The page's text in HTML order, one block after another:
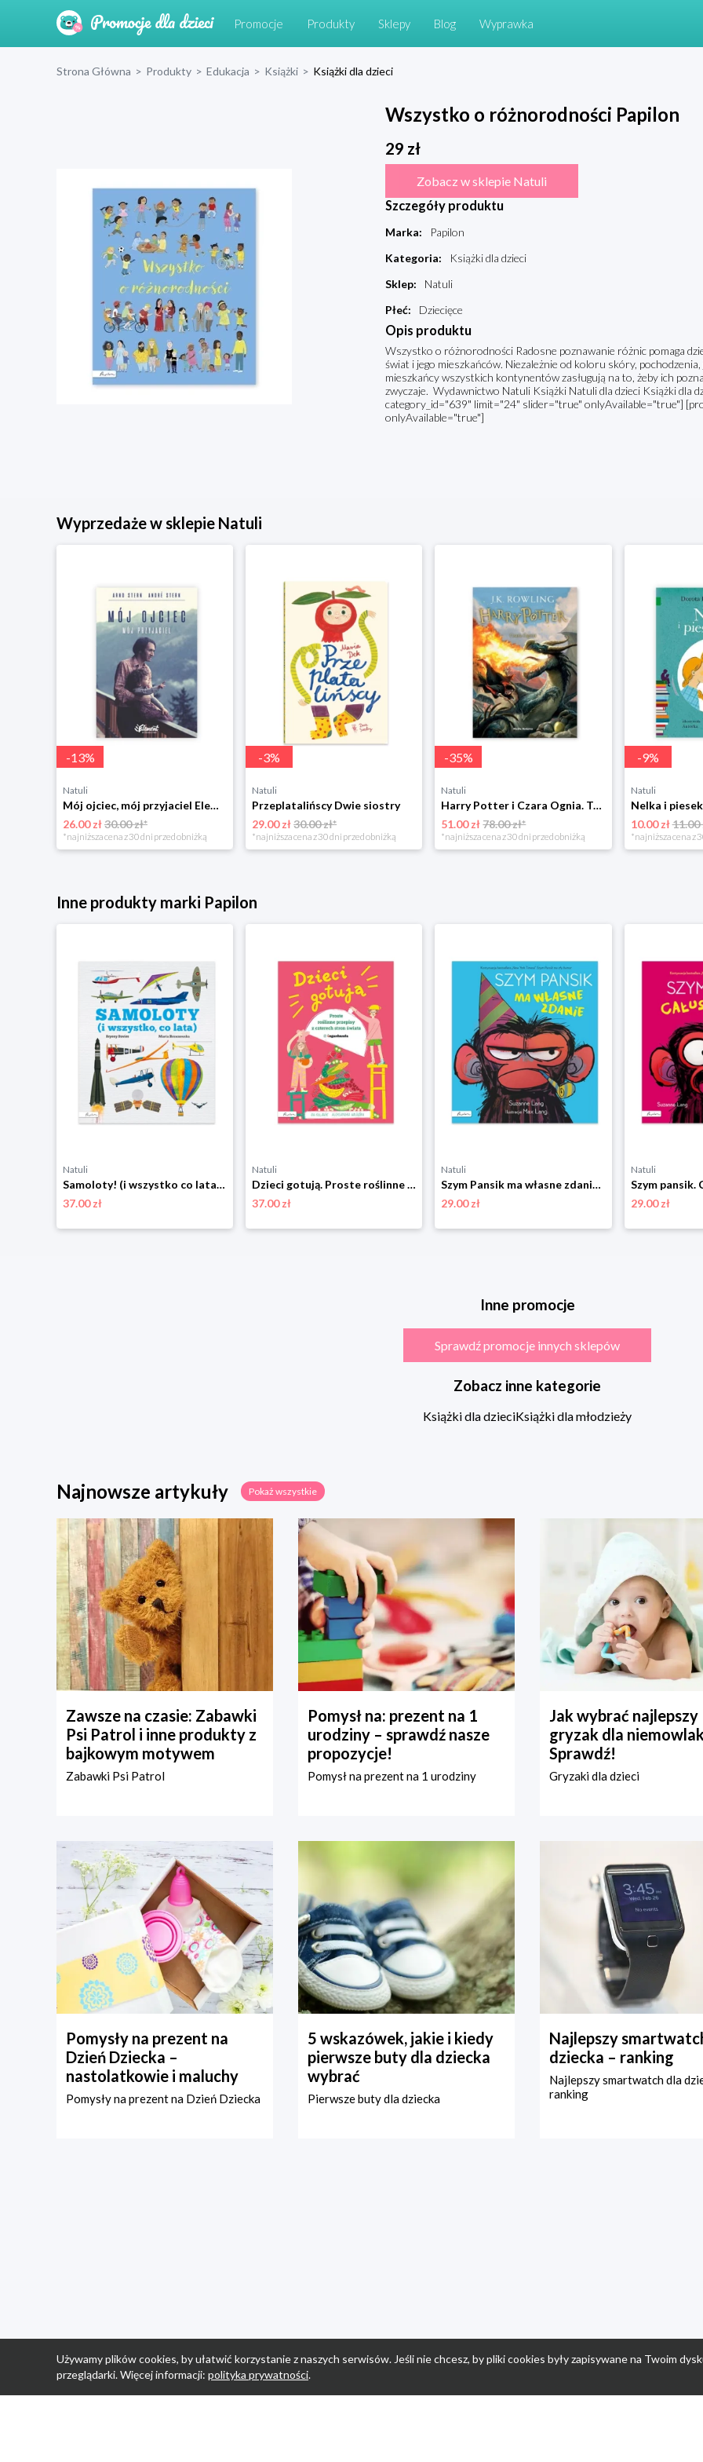
Promocje Produkty Sklepy Blog Wyprawka
Strona Główna > Produkty > Edukacja > Książki > Książki dla dzieci
Wszystko o różnorodności Papilon
29 zł
Zobacz w sklepie Natuli
Szczegóły produktu
Marka:
Papilon
Kategoria:
Książki dla dzieci
Sklep:
Natuli
Płeć: Dziecięce
Opis produktu
Wszystko o różnorodności Radosne poznawanie różnic pomaga
świat i jego mieszkańców. Niezależnie od koloru skóry,
mieszkańcy wszystkich kontynentów zasługują na to, żeby ich
zwyczaje. Wydawnictwo Natuli Książki Natuli dla dzieci Książki
category_id="639" limit="24" slider="true" onlyAvailable="true"]
onlyAvailable="true"]
Wyprzedaże w sklepie Natuli
-13%
Natuli
Mój ojciec, mój przyjaciel Element
26.00 zł30.00 zł*
*najniższa cena z 30 dni przed obniżką
-3%
Natuli
Przeplatalińscy Dwie siostry
29.00 zł30.00 zł*
*najniższa cena z 30 dni przed obniżką
-35%
Natuli
Harry Potter i Czara Ognia. Tom 4 Media rodzina
51.00 zł78.00 zł*
*najniższa cena z 30 dni przed obniżką
-9%
Natuli
10.00 zł11.00
*najniższa cena z
Inne produkty marki Papilon
Natuli
Samoloty! (i wszystko co lata) Papilon
37.00 zł
Natuli
Dzieci gotują. Proste roślinne przepisy z czterech stron świata Papilon
37.00 zł
Natuli
Szym Pansik ma własne zdanie Papilon
29.00 zł
Natuli
29.00 zł
Inne promocje
Sprawdź promocje innych sklepów
Zobacz inne kategorie
Książki dla dzieciKsiążki dla młodzieży
Najnowsze artykuły Pokaż wszystkie
Zawsze na czasie: Zabawki
Psi Patrol i inne produkty z
bajkowym motywem
Zabawki Psi Patrol
Pomysł na: prezent na 1
urodziny – sprawdź nasze
propozycje!
Pomysł na prezent na 1 urodziny
Jak wybrać najlepszy
gryzak dla
Sprawdź!
Gryzaki dla dzieci
Pomysły na prezent na
Dzień Dziecka –
nastolatkowie i maluchy
Pomysły na prezent na Dzień Dziecka
5 wskazówek, jakie i kiedy
pierwsze buty dla dziecka
wybrać
Pierwsze buty dla dziecka
Najlepszy
dziecka – ranking
Najlepszy smartwatch dla
ranking
Używamy plików cookies, by ułatwić korzystanie z naszych serwisów. Jeśli nie chcesz, by pliki cookies były zapisywane na Twoim
przeglądarki. Więcej informacji: polityka prywatności.